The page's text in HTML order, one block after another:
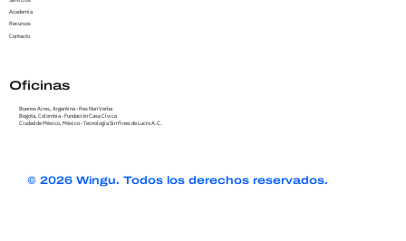
Academia
Recursos
Contacto
Oficinas
Buenos Aires, Argentina - Res Non Verba
Bogotá, Colombia - Fundación Casa Cívica
Ciudad de México, México - Tecnología Sin Fines de Lucro A.C.
© 2026 Wingu. Todos los derechos reservados.